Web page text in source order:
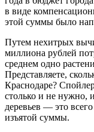
в виде
этой суммы было
Путем нехитрых
миллиона рублей
среднем одно
Представляете,
Краснодаре?
столько и не нужно,
деревьев — это
изъятой суммы.